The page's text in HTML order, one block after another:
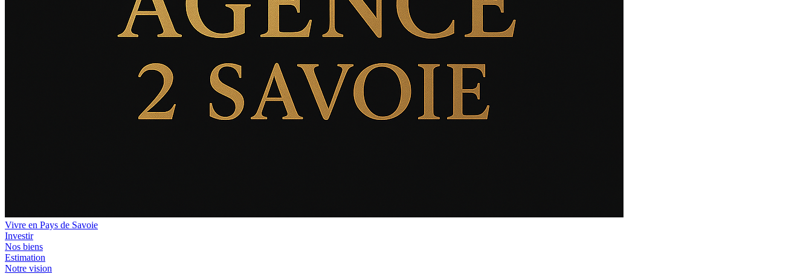
Vivre en Pays de Savoie
Investir
Nos biens
Estimation
Notre vision